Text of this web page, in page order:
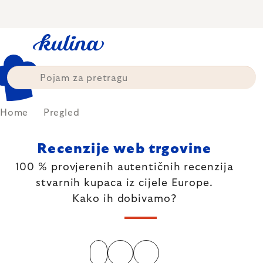
Home Pregled
Recenzije web trgovine
100 % provjerenih autentičnih recenzija
stvarnih kupaca iz cijele Europe.
Kako ih dobivamo?